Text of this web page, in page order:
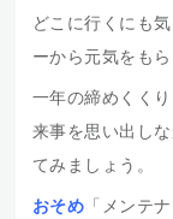
どこに行くにも
ーから元気をも
一年の締めくく
来事を思い出し
てみましょう。
おそめ 「メンテ